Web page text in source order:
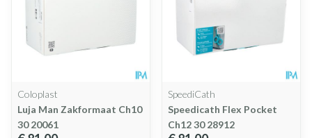
Coloplast
Luja Man Zakformaat Ch10
30 20061
SpeediCath
Speedicath Flex Pocket
Ch12 30 28912